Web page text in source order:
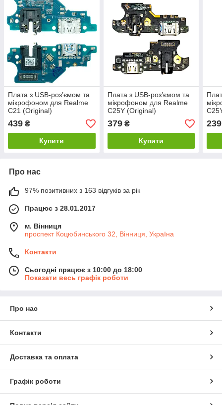
Плата з USB-роз’ємом та
мікрофоном для Realme
C21 (Original)
439 ₴
Купити
Плата з USB-роз’ємом та
мікрофоном для Realme
C25Y (Original)
379₴
Купити
239
Про нас
97% позитивних з 163 відгуків за рік
Працює з 28.01.2017
м. Вінниця
проспект Коцюбинського 32, Вінниця, Україна
Контакти
Сьогодні працює з 10:00 до 18:00
Показати весь графік роботи
Про нас
Контакти
Доставка та оплата
Графік роботи